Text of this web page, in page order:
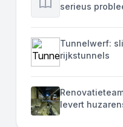
serieus
Tunnelwerf:
rijkstunnels
levert